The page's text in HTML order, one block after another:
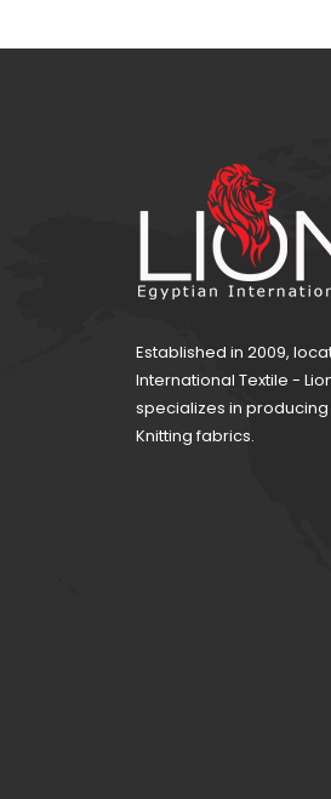
Established in 2009,
International Textile -
specializes in
Knitting fabrics.